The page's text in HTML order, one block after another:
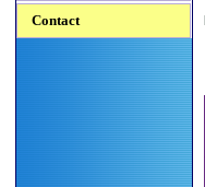
Contact